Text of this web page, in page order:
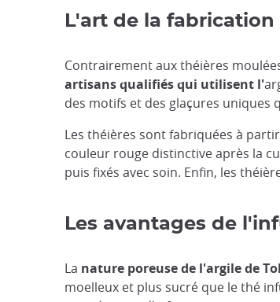
L'art de la
Contrairement aux théières
artisans qualifiés qui utilisent l'
des motifs et des glaçures
Les théières sont fabriquées à
couleur rouge distinctive après la
puis fixés avec soin. Enfin, les
Les avantages de
La nature poreuse de l'argile de
moelleux et plus sucré que le thé